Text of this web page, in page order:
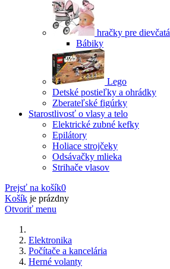
hračky pre dievčatá
Bábiky
Lego
Detské postieľky a ohrádky
Zberateľské figúrky
Starostlivosť o vlasy a telo
Elektrické zubné kefky
Epilátory
Holiace strojčeky
Odsávačky mlieka
Strihače vlasov
Prejsť na košík0
Košík je prázdny
Otvoriť menu
Elektronika
Počítače a kancelária
Herné volanty